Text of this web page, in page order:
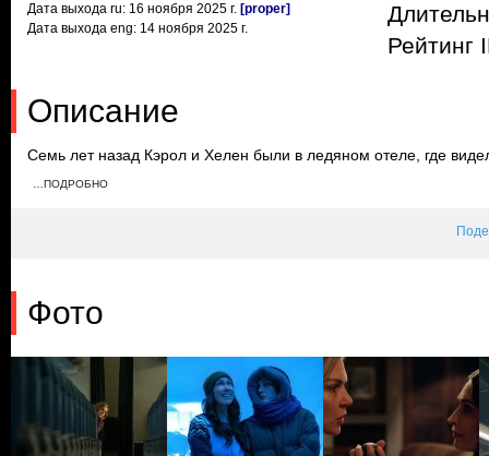
Дата выхода ru: 16 ноября 2025 г. [proper]
Дата выхода eng: 14 ноября 2025 г.
Рейтинг
Описание
Семь лет назад Кэрол и Хелен были в ледяном отеле, где
время Кэрол и Зося приезжают в Альбукерке, где Зося дарит
…ПОДРОБНО
Фото